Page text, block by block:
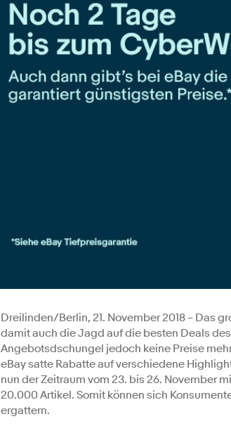
Dreilinden/Berlin, 21. November 2018 – Das
damit auch die Jagd auf die besten Deals
Angebotsdschungel jedoch keine Preise
eBay satte Rabatte auf verschiedene
nun der Zeitraum vom 23. bis 26. November
20.000 Artikel. Somit können sich
ergattern.